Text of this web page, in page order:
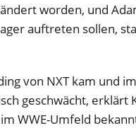
worden, und
auftreten sollen,
von NXT kam und
geschwächt, erklärt
WWE-Umfeld